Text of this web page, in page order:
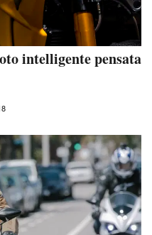
intelligente pensata